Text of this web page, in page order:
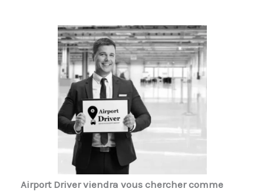
Airport Driverviendra vous chercher comme